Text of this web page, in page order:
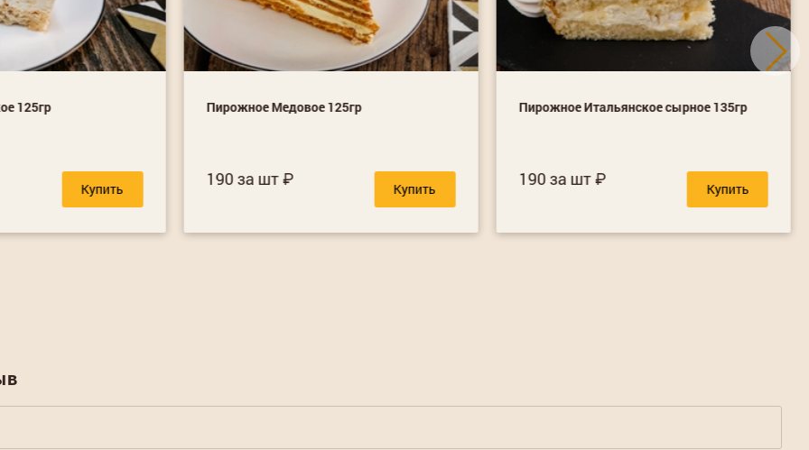
125гр
Купить
Пирожное Медовое 125гр
190 за шт Купить
Пирожное Итальянское сырное 135гр
190 за шт Купить